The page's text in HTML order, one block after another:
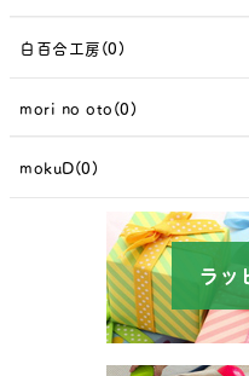
白百合工房(0)
mori no oto(0)
mokuD(0)